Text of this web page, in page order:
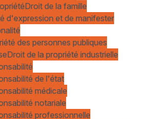
Droit de la famille
d'expression et de manifester
des personnes publiques
Droit de la propriété industrielle
de l'état
médicale
notariale
professionnelle